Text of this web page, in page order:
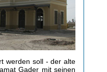
werden soll - der alte
Gader mit seinen